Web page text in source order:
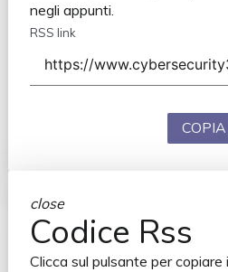
negli appunti.
RSS link
close
Codice Rss
Clicca sul pulsante per copiare